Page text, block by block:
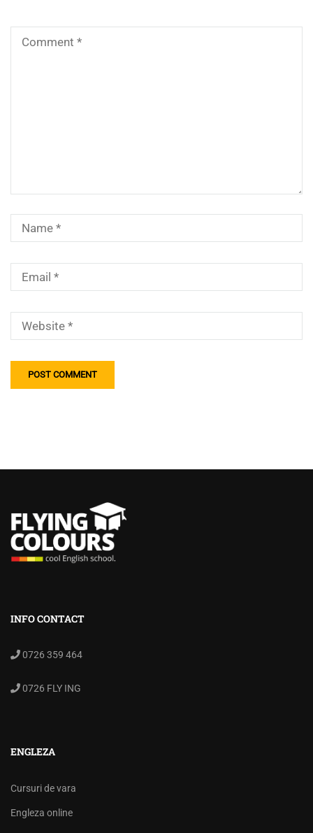
INFO CONTACT
0726 359 464
0726 FLY ING
ENGLEZA
Cursuri de vara
Engleza online